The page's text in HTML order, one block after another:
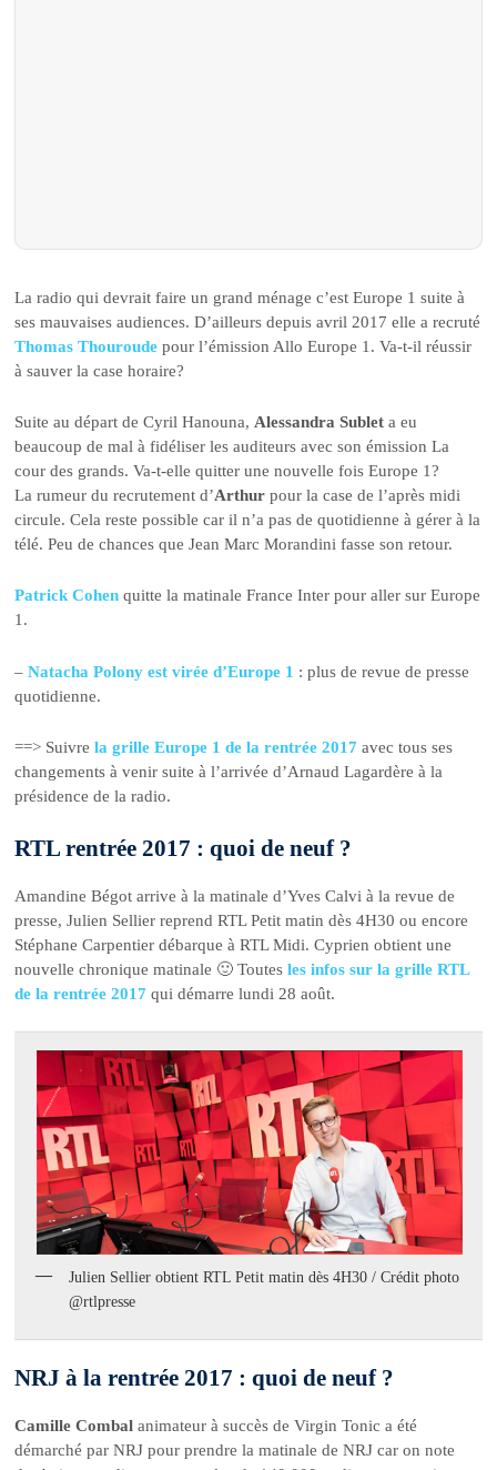
La radio qui devrait faire un grand ménage c’est Europe 1 suite à
ses mauvaises audiences. D’ailleurs depuis avril 2017 elle a recruté
Thomas Thouroude pour l’émission Allo Europe 1. Va-t-il réussir
à sauver la case horaire?
Suite au départ de Cyril Hanouna, Alessandra Sublet a eu
beaucoup de mal à fidéliser les auditeurs avec son émission La
cour des grands. Va-t-elle quitter une nouvelle fois Europe 1?
La rumeur du recrutement d’Arthur pour la case de l’après midi
circule. Cela reste possible car il n’a pas de quotidienne à gérer à la
télé. Peu de chances que Jean Marc Morandini fasse son retour.
Patrick Cohen quitte la matinale France Inter pour aller sur Europe
1.
–Natacha Polony est virée d’Europe 1 : plus de revue de presse
quotidienne.
==> Suivrela grille Europe 1 de la rentrée 2017 avec tous ses
changements à venir suite à l’arrivée d’Arnaud Lagardère à la
présidence de la radio.
RTL rentrée 2017 : quoi de neuf ?
Amandine Bégot arrive à la matinale d’Yves Calvi à la revue de
presse, Julien Sellier reprend RTL Petit matin dès 4H30 ou encore
Stéphane Carpentier débarque à RTL Midi. Cyprien obtient une
nouvelle chronique matinale 🙂 Toutesles infos sur la grille RTL
de la rentrée 2017 qui démarre lundi 28 août.
Julien Sellier obtient RTL Petit matin dès 4H30 / Crédit photo
@rtlpresse
NRJ à la rentrée 2017 : quoi de neuf ?
Camille Combal animateur à succès de Virgin Tonic a été
démarché par NRJ pour prendre la matinale de NRJ car on note